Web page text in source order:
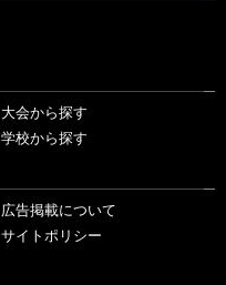
大会から探す
学校から探す
広告掲載について
サイトポリシー